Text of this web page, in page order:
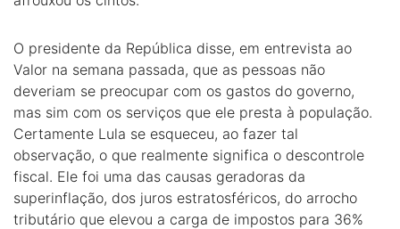
O presidente da República disse, em entrevista ao
Valor na semana passada, que as pessoas não
deveriam se preocupar com os gastos do governo,
mas sim com os serviços que ele presta à população.
Certamente Lula se esqueceu, ao fazer tal
observação, o que realmente significa o descontrole
fiscal. Ele foi uma das causas geradoras da
superinflação, dos juros estratosféricos, do arrocho
tributário que elevou a carga de impostos para 36%